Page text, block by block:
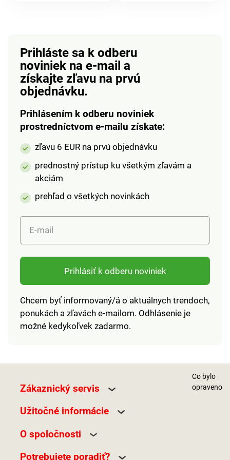
priehradky
Transparentné
prevedenie
Bambusové veko
Prihláste sa k odberu
noviniek na e-mail a
získajte zľavu na prvú
objednávku.
Prihlásením k odberu noviniek
prostredníctvom e-mailu získate:
zľavu 6 EUR na prvú objednávku
prednostný prístup ku všetkým zľavám a
akciám
prehľad o všetkých novinkách
E-mail
Prihlásiť k odberu noviniek
Chcem byť informovaný/á o aktuálnych trendoch,
ponukách a zľavách e-mailom. Odhlásenie je
možné kedykoľvek zadarmo.
Zákaznický servis
Užitočné informácie
O spoločnosti
Potrebujete poradiť?
Co bylo
opraveno